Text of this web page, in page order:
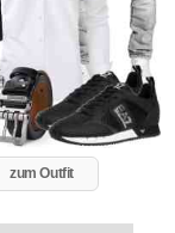
zum Outfit